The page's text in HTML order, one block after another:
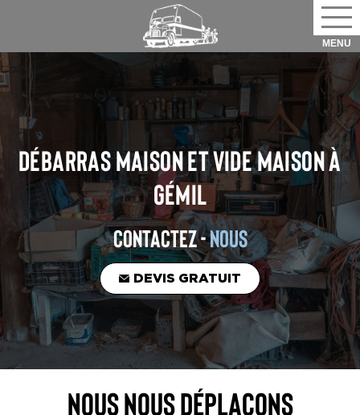
DÉBARRAS MAISON ET VIDE MAISONÀ
GÉMIL
CONTACTEZ -NOUS
DEVIS GRATUIT
Nous nous déplaçons